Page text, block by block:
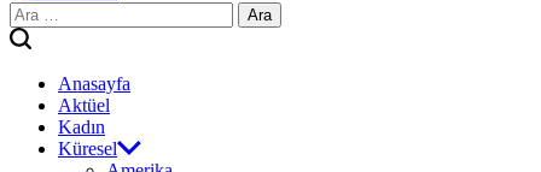
41
MEDIA
Arama:
Anasayfa
Aktüel
Kadın
Küresel